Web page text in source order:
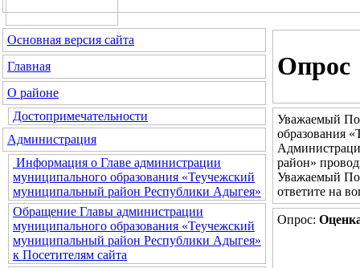
Основная версия сайта
Главная
О районе
Достопримечательности
Администрация
Информация о Главе администрации
муниципального образования «Теучежский
муниципальный район Республики Адыгея»
Обращение Главы администрации
муниципального образования «Теучежский
муниципальный район Республики Адыгея»
к Посетителям сайта
Опрос
Уважаемый
образования
район»
Уважаемый
ответите на
Опрос: